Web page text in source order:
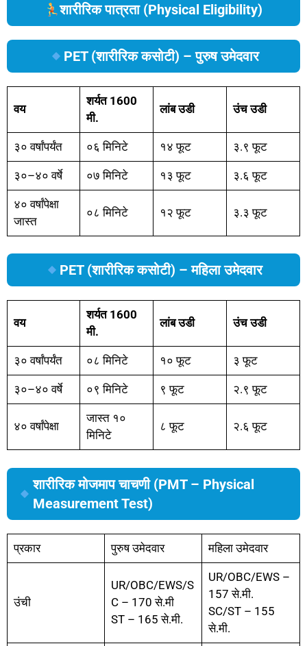
शारीरिक पात्रता (Physical Eligibility)
PET (शारीरिक कसोटी) – पुरुष उमेदवार
वय
शर्यत 1600
मी.
लांब उडी उंच उडी
३० वर्षांपर्यंत ०६ मिनिटे १४ फूट ३.९ फूट
३०–४० वर्षे ०७ मिनिटे १३ फूट ३.६ फूट
४० वर्षांपेक्षा
जास्त
०८ मिनिटे १२ फूट ३.३ फूट
PET (शारीरिक कसोटी) – महिला उमेदवार
वय
शर्यत 1600
मी.
लांब उडी उंच उडी
३० वर्षांपर्यंत ०८ मिनिटे १० फूट ३ फूट
३०–४० वर्षे ०९ मिनिटे ९ फूट २.९ फूट
४० वर्षांपेक्षा
जास्त १०
मिनिटे
८ फूट २.६ फूट
शारीरिक मोजमाप चाचणी (PMT – Physical
Measurement Test)
प्रकार पुरुष उमेदवार महिला उमेदवार
उंची
UR/OBC/EWS/S
C – 170 से.मी
ST – 165 से.मी.
UR/OBC/EWS –
157 से.मी.
SC/ST – 155
से.मी.